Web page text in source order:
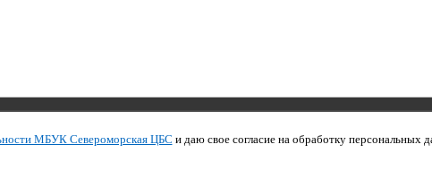
Copyright © 2011 МБУК СЦБС
МБУК Североморская ЦБС и даю свое согласие на обработку персональных